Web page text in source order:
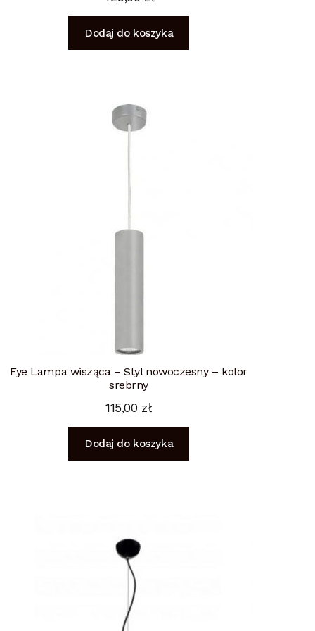
Dodaj do koszyka
Eye Lampa wisząca – Styl nowoczesny – kolor
srebrny
115,00 zł
Dodaj do koszyka